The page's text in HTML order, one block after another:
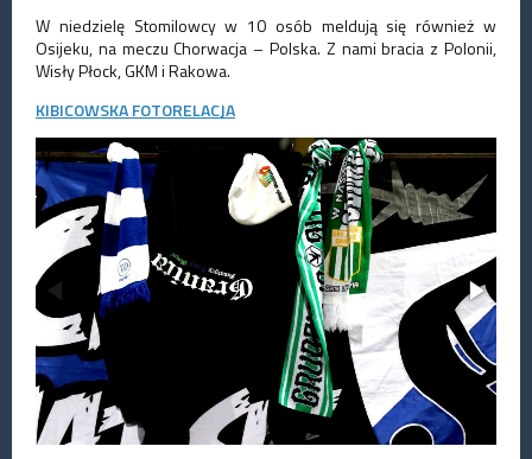
W niedzielę Stomilowcy w 10 osób meldują się również w
Osijeku, na meczu Chorwacja – Polska. Z nami bracia z Polonii,
Wisły Płock, GKM i Rakowa.
KIBICOWSKA FOTORELACJA